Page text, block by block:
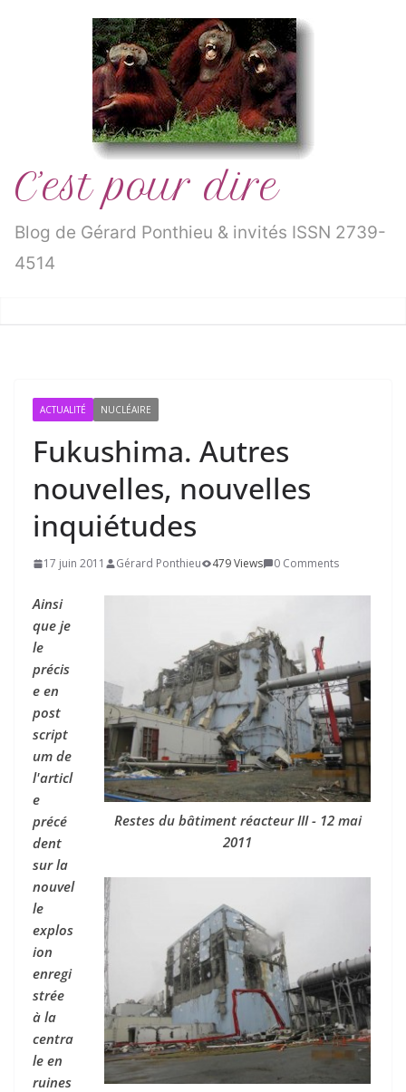
C’est pour dire
Blog de Gérard Ponthieu & invités ISSN 2739-
4514
ACTUALITÉ NUCLÉAIRE
Fukushima. Autres
nouvelles, nouvelles
inquiétudes
17 juin 2011 Gérard Ponthieu 479 Views 0 Comments
Restes du bâtiment réacteur III - 12 mai
2011
Ainsi
que je
le
précis
e en
post
script
um de
l'articl
e
précé
dent
sur la
nouvel
le
explos
ion
enregi
strée
à la
centra
le en
ruines